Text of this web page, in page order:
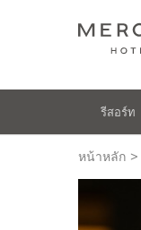
รีสอร์ท
หน้าหลัก >